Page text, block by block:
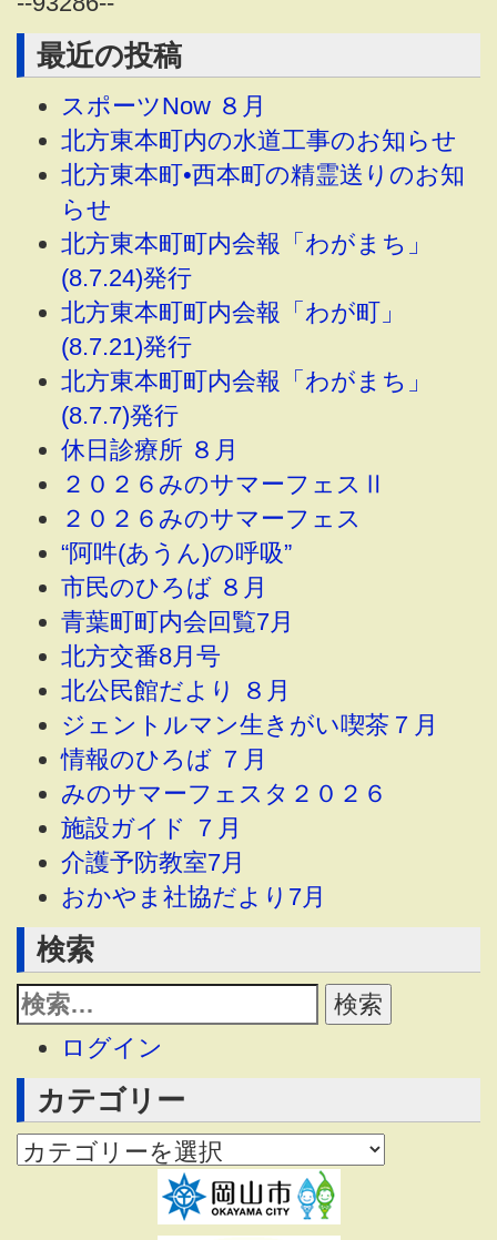
最近の投稿
スポーツNow ８月
北方東本町内の水道工事のお知らせ
北方東本町•西本町の精霊送りのお知
らせ
北方東本町町内会報「わがまち」
(8.7.24)発行
北方東本町町内会報「わが町」
(8.7.21)発行
北方東本町町内会報「わがまち」
(8.7.7)発行
休日診療所 ８月
２０２６みのサマーフェスⅡ
２０２６みのサマーフェス
“阿吽(あうん)の呼吸”
市民のひろば ８月
青葉町町内会回覧7月
北方交番8月号
北公民館だより ８月
ジェントルマン生きがい喫茶７月
情報のひろば ７月
みのサマーフェスタ２０２６
施設ガイド ７月
介護予防教室7月
おかやま社協だより7月
検索
ログイン
カテゴリー